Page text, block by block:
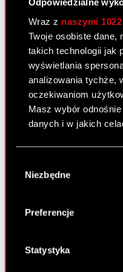
Odpowiedzialne
Wraz z naszymi
Twoje osobiste dane,
takich technologii jak
wyświetlania
analizowania tychże,
oczekiwaniom
Masz wybór
danych i w jakich
Gromadzić
lokalizacji
Identyfikować
analizując
palca)
zgody
Niezbędne
Preferencje
Statystyka
Raport
19 lipca 2011
PDF
Transakcje
informacji
19 lipca 2011
PDF Pobierz raport
PDF Pobierz